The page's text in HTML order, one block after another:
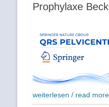
Prophylaxe
weiterlesen / read